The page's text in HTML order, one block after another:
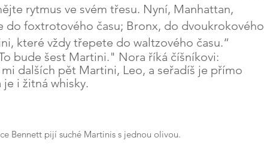
rytmus ve svém třesu. Nyní, Manhattan,
do foxtrotového času; Bronx, do dvoukrokového
které vždy třepete do waltzového času.“
bude šest Martini." Nora říká číšníkovi:
mi dalších pět Martini, Leo, a seřadíš je přímo
i žitná whisky.
Bennett pijí suché Martinis s jednou olivou.